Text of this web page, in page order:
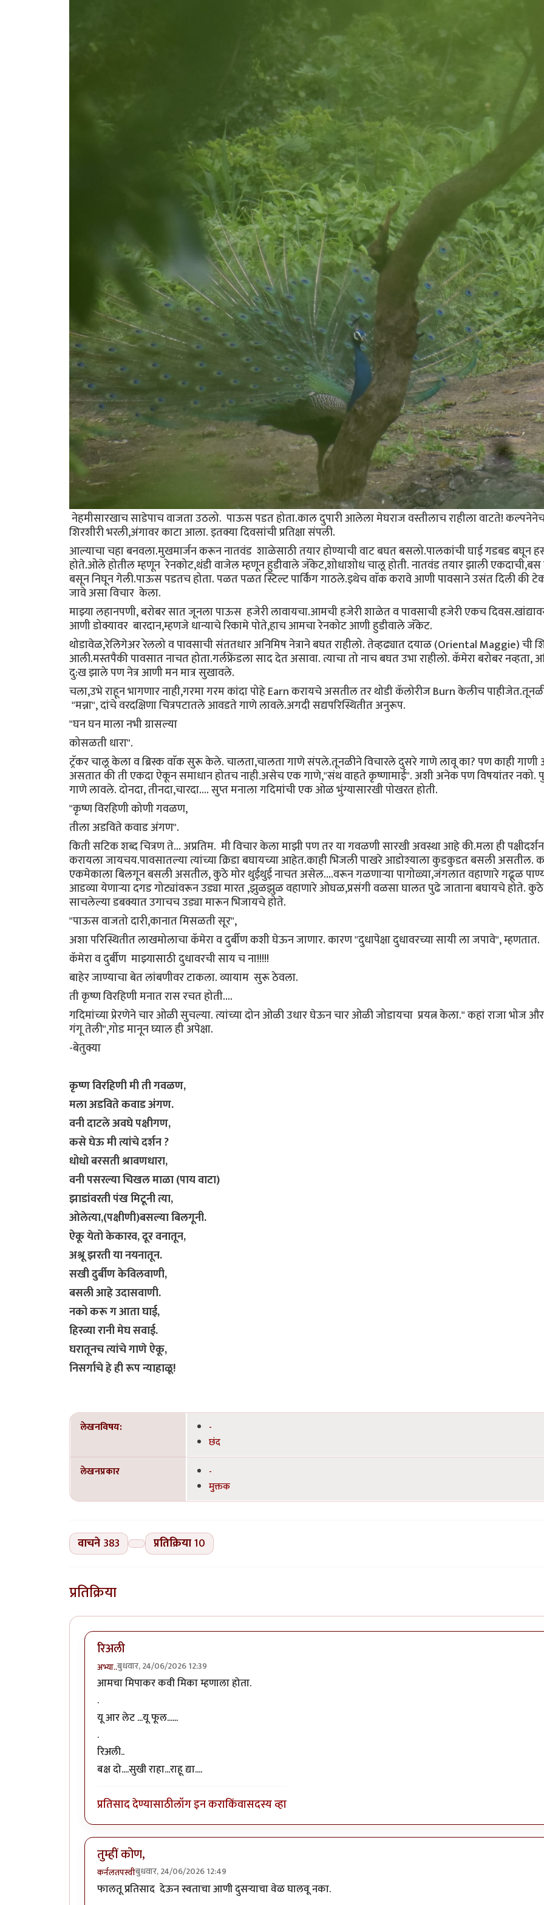
नेहमीसारखाच साडेपाच वाजता उठलो. पाऊस पडत होता.काल दुपारी आलेला मेघराज वस्तीलाच राहीला वाटते!
शिरशीरी भरली,अंगावर काटा आला. इतक्या दिवसांची प्रतिक्षा संपली.
आल्याचा चहा बनवला.मुखमार्जन करून नातवंड शाळेसाठी तयार होण्याची वाट बघत बसलो.पालकांची घाई गडबड बघून
होते.ओले होतील म्हणून रेनकोट,थंडी वाजेल म्हणून हुडीवाले जॅकेट,शोधाशोध चालू होती. नातवंड तयार झाली
बसून निघून गेली.पाऊस पडतच होता. पळत पळत स्टिल्ट पार्किंग गाठले.इथेच वाॅक करावे आणी पावसाने उसंत दिली की
जावे असा विचार केला.
माझ्या लहानपणी, बरोबर सात जूनला पाऊस हजेरी लावायचा.आमची हजेरी शाळेत व पावसाची हजेरी एकच
आणी डोक्यावर बारदान,म्हणजे धान्याचे रिकामे पोते,हाच आमचा रेनकोट आणी हुडीवाले जॅकेट.
थोडावेळ,रेलिगेअर रेललो व पावसाची संततधार अनिमिष नेत्राने बघत राहीलो. तेव्हढ्यात दयाळ (Oriental Maggie) ची
आली.मस्तपैकी पावसात नाचत होता.गर्लफ्रेंडला साद देत असावा. त्याचा तो नाच बघत उभा राहीलो. कॅमेरा बरोबर नव्हता,
दु:ख झाले पण नेत्र आणी मन मात्र सुखावले.
चला,उभे राहून भागणार नाही,गरमा गरम कांदा पोहे Earn करायचे असतील तर थोडी कॅलोरीज Burn केलीच
"मन्ना", दांचे वरदक्षिणा चित्रपटातले आवडते गाणे लावले.अगदी सद्यपरिस्थितीत अनुरूप.
"घन घन माला नभी ग्रासल्या
कोसळती धारा".
ट्रॅकर चालू केला व ब्रिस्क वाॅक सुरू केले. चालता,चालता गाणे संपले.तूनळीने विचारले दुसरे गाणे लावू का? पण काही गाणी
असतात की ती एकदा ऐकून समाधान होतच नाही.असेच एक गाणे,"संथ वाहते कृष्णामाई". अशी अनेक पण विषयांतर नको.
गाणे लावले. दोनदा, तीनदा,चारदा.... सुप्त मनाला गदिमांची एक ओळ भुंग्यासारखी पोखरत होती.
"कृष्ण विरहिणी कोणी गवळण,
तीला अडविते कवाड अंगण".
किती सटिक शब्द चित्रण ते... अप्रतिम. मी विचार केला माझी पण तर या गवळणी सारखी अवस्था आहे की.मला ही पक्षीदर्शन
करायला जायचय.पावसातल्या त्यांच्या क्रिडा बघायच्या आहेत.काही भिजली पाखरे आडोश्याला कुडकुडत बसली असतील.
एकमेकाला बिलगून बसली असतील, कुठे मोर थुईथुई नाचत असेल....वरून गळणाऱ्या पागोळ्या,जंगलात वहाणारे गढूळ
आडव्या येणाऱ्या दगड गोट्यांवरून उड्या मारत ,झुळझुळ वहाणारे ओघळ,प्रसंगी वळसा घालत पुढे जाताना बघायचे होते.
साचलेल्या डबक्यात उगाचच उड्या मारून भिजायचे होते.
"पाऊस वाजतो दारी,कानात मिसळती सूर",
अशा परिस्थितीत लाखमोलाचा कॅमेरा व दुर्बीण कशी घेऊन जाणार. कारण "दुधापेक्षा दुधावरच्या सायी ला जपावे", म्हणतात.
कॅमेरा व दुर्बीण माझ्यासाठी दुधावरची साय च ना!!!!!
बाहेर जाण्याचा बेत लांबणीवर टाकला. व्यायाम सुरू ठेवला.
ती कृष्ण विरहिणी मनात रास रचत होती....
गदिमांच्या प्रेरणेने चार ओळी सुचल्या. त्यांच्या दोन ओळी उधार घेऊन चार ओळी जोडायचा प्रयत्न केला." कहां राजा भोज
गंगू तेली",गोड मानून घ्याल ही अपेक्षा.
-बेतुक्या
कृष्ण विरहिणी मी ती गवळण,
मला अडविते कवाड अंगण.
वनी दाटले अवघे पक्षीगण,
कसे घेऊ मी त्यांचे दर्शन ?
​धोधो बरसती श्रावणधारा,
वनी पसरल्या चिखल माळा (पाय वाटा)
झाडांवरती पंख मिटूनी त्या,
ओलेत्या,(पक्षीणी)बसल्या बिलगूनी.
ऐकू येतो केकारव, दूर वनातून,
अश्रू झरती या नयनातून.
सखी दुर्बीण केविलवाणी,
बसली आहे उदासवाणी.
​नको करू ग आता घाई,
हिरव्या रानी मेघ सवाई.
घरातूनच त्यांचे गाणे ऐकू,
निसर्गाचे हे ही रूप न्याहाळू!
लेखनविषय:
-
छंद
लेखनप्रकार
-
मुक्तक
वाचने 383 प्रतिक्रिया10
प्रतिक्रिया
रिअली
अभ्या..बुधवार, 24/06/2026 12:39
आमचा मिपाकर कवी मिका म्हणाला होता.
.
यू आर लेट ...यू फूल......
.
रिअली..
बक्ष दो....सुखी राहा...राहू द्या....
प्रतिसाद देण्यासाठीलॉग इन कराकिंवासदस्य व्हा
तुम्हीं कोण,
कर्नलतपस्वीबुधवार, 24/06/2026 12:49
फालतू प्रतिसाद देऊन स्वताचा आणी दुसर्‍याचा वेळ घालवू नका.